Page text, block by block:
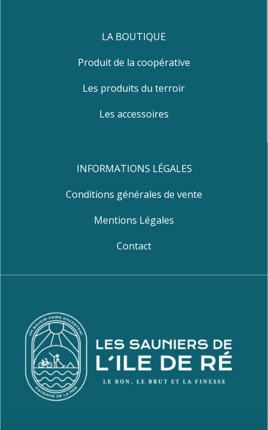
LA BOUTIQUE
Produit de la coopérative
Les produits du terroir
Les accessoires
INFORMATIONS LÉGALES
Conditions générales de vente
Mentions Légales
Contact